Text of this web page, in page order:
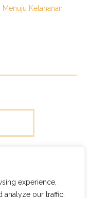
experience,
our traffic.
Ketahanan